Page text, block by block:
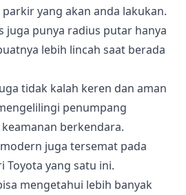
yang akan anda lakukan.
juga punya radius putar hanya
lebih lincah saat berada
tidak kalah keren dan aman
penumpang
berkendara.
juga tersemat pada
Toyota yang satu ini.
mengetahui lebih banyak